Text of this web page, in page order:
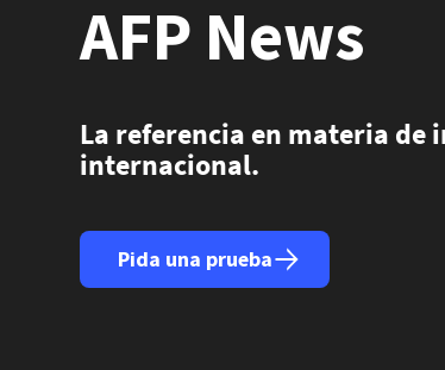
AFP News
La referencia en materia de
internacional.
Pida una prueba